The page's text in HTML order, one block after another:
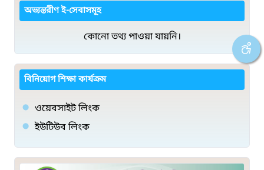
অভ্যন্তরীণ ই-সেবাসমূহ
কোনো তথ্য পাওয়া যায়নি।
বিনিয়োগ শিক্ষা কার্যক্রম
ওয়েবসাইট লিংক
ইউটিউব লিংক